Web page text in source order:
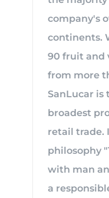
company's
continents.
90 fruit and
from more
SanLucar
broadest
retail trade.
philosophy
with man
a